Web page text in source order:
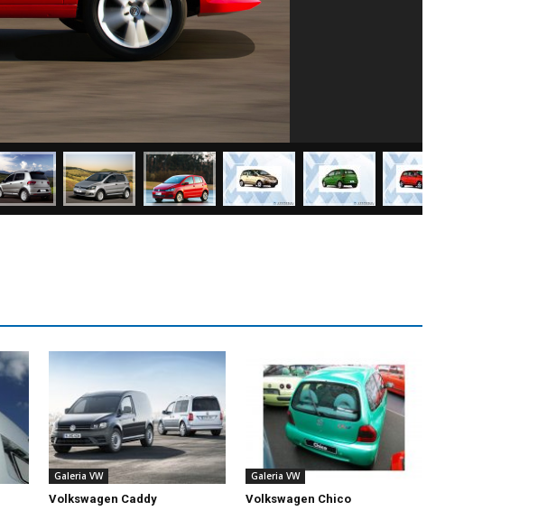
Galeria VW
Volkswagen Caddy
Galeria VW
Volkswagen Chico